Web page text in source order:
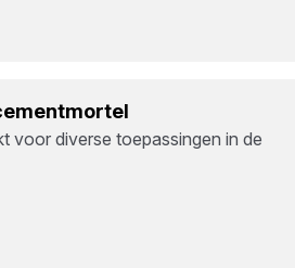
voor diverse toepassingen in de